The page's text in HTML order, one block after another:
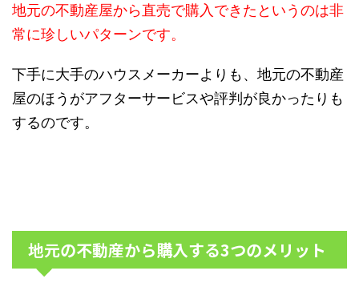
地元の不動産屋から直売で購入できたというのは非
常に珍しいパターンです。
下手に大手のハウスメーカーよりも、地元の不動産
屋のほうがアフターサービスや評判が良かったりも
するのです。
地元の不動産から購入する3つのメリット